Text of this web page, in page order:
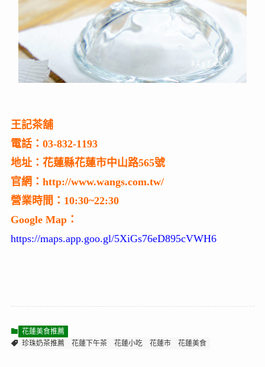
王記茶舖
電話：03-832-1193
地址：花蓮縣花蓮市中山路565號
官網：http://www.wangs.com.tw/
營業時間：10:30~22:30
Google Map：
https://maps.app.goo.gl/5XiGs76eD895cVWH6
花蓮美食推薦
珍珠奶茶推薦
花蓮下午茶 花蓮小吃 花蓮市 花蓮美食